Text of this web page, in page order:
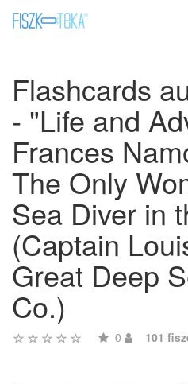
Flashcards
- "Life and
Frances
The Only
Sea Diver in
(Captain
Great Deep
Co.)
0 101